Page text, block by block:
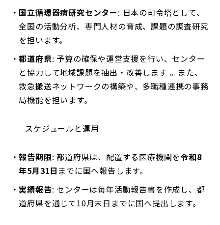
国立循環器病研究センター: 日本の司令塔として、
全国の活動分析、専門人材の育成、課題の調査研究
を担います。
都道府県: 予算の確保や運営支援を行い、センター
と協力して地域課題を抽出・改善します 。また、
救急搬送ネットワークの構築や、多職種連携の事務
局機能を担います。
スケジュールと運用
報告期限: 都道府県は、配置する医療機関を令和8
年5月31日 までに国へ報告します。
実績報告: センターは毎年活動報告書を作成し、都
道府県を通じて10月末日までに国へ提出します。